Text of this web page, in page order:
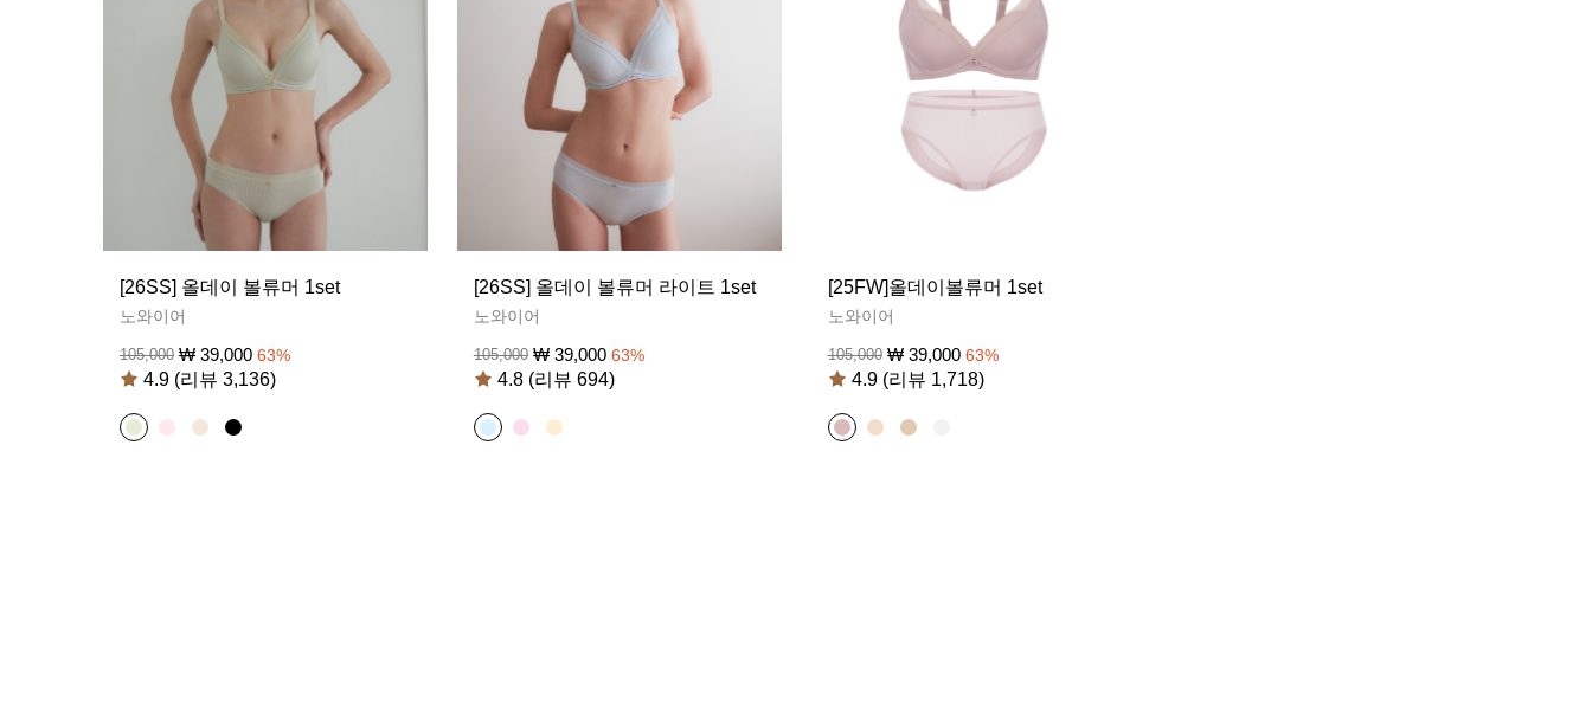
[26SS] 올데이 볼류머 1set
노와이어
105,000 ₩ 39,000 63%
4.9 (리뷰 3,136)
[26SS] 올데이 볼류머 라이트 1set
노와이어
105,000 ₩ 39,000 63%
4.8 (리뷰 694)
[25FW]올데이볼류머 1set
노와이어
105,000 ₩ 39,000 63%
4.9 (리뷰 1,718)